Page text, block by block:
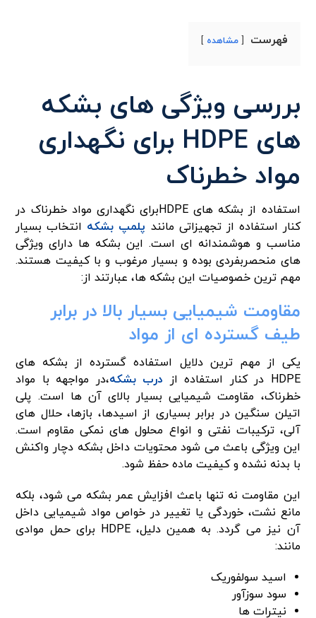
فهرست مشاهده
بررسی ویژگی های بشکه
های HDPE برای نگهداری
مواد خطرناک
استفاده از بشکه های HDPEبرای نگهداری مواد خطرناک در
کنار استفاده از تجهیزاتی مانند پلمپ بشکه انتخاب بسیار
مناسب و هوشمندانه ای است. این بشکه ها دارای ویژگی
های منحصربفردی بوده و بسیار مرغوب و با کیفیت هستند.
مهم ترین خصوصیات این بشکه ها، عبارتند از:
مقاومت شیمیایی بسیار بالا در برابر
طیف گسترده ای از مواد
یکی از مهم ترین دلایل استفاده گسترده از بشکه های
HDPE در کنار استفاده از
درب بشکه،در مواجهه با مواد
خطرناک، مقاومت شیمیایی بسیار بالای آن ها است. پلی
اتیلن سنگین در برابر بسیاری از اسیدها، بازها، حلال های
آلی، ترکیبات نفتی و انواع محلول های نمکی مقاوم است.
این ویژگی باعث می شود محتویات داخل بشکه دچار واکنش
با بدنه نشده و کیفیت ماده حفظ شود.
این مقاومت نه تنها باعث افزایش عمر بشکه می شود، بلکه
مانع نشت، خوردگی یا تغییر در خواص مواد شیمیایی داخل
آن نیز می گردد. به همین دلیل، HDPE برای حمل موادی
مانند:
اسید سولفوریک
سود سوزآور
نیترات ها